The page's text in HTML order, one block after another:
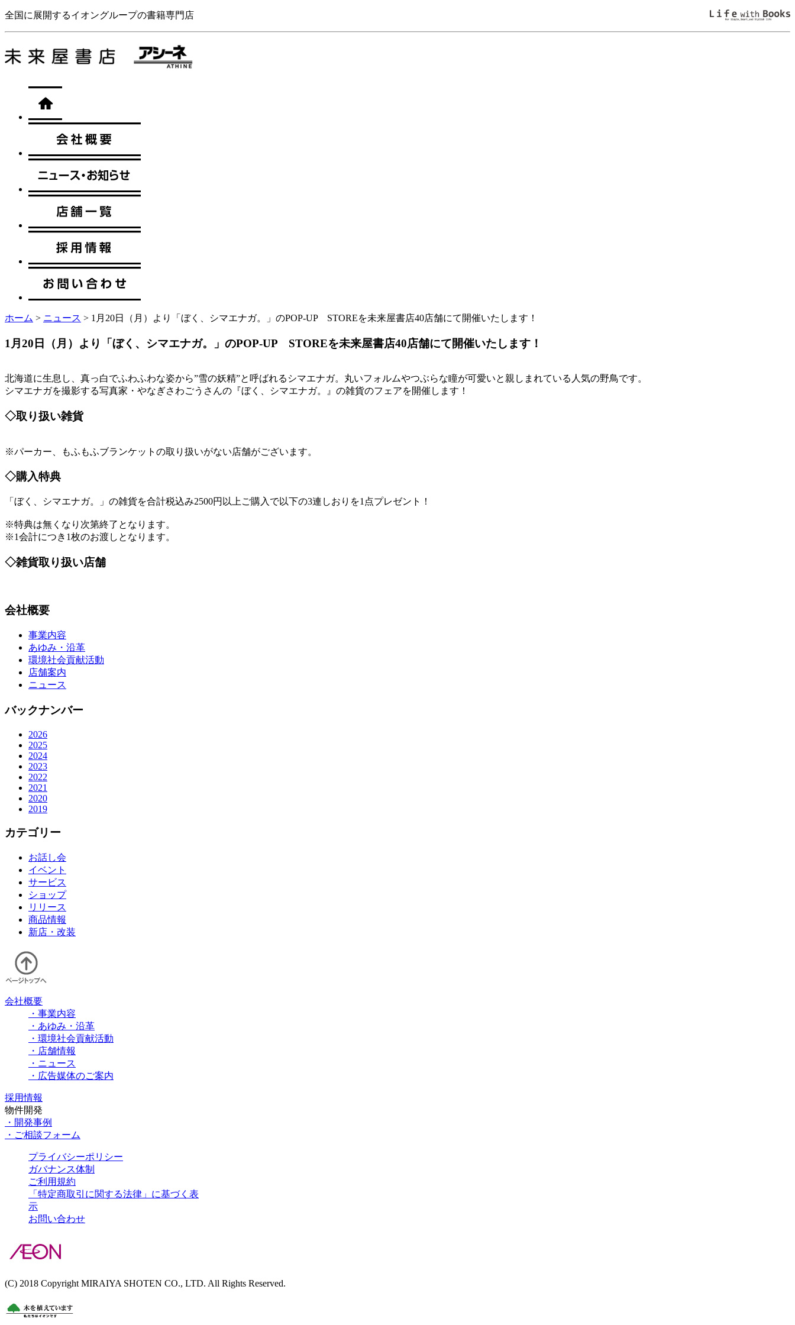
全国に展開するイオングループの書籍専門店
ホーム > ニュース > 1月20日（月）より「ぼく、シマエナガ。」のPOP-UP STOREを未来屋書店40店舗にて開催いたします！
1月20日（月）より「ぼく、シマエナガ。」のPOP-UP STOREを未来屋書店40店舗にて開催いたします！
北海道に生息し、真っ白でふわふわな姿から”雪の妖精”と呼ばれるシマエナガ。丸いフォルムやつぶらな瞳が可愛いと親しまれている人気の野鳥です。
シマエナガを撮影する写真家・やなぎさわごうさんの『ぼく、シマエナガ。』の雑貨のフェアを開催します！
◇取り扱い雑貨
※パーカー、もふもふブランケットの取り扱いがない店舗がございます。
◇購入特典
「ぼく、シマエナガ。」の雑貨を合計税込み2500円以上ご購入で以下の3連しおりを1点プレゼント！
※特典は無くなり次第終了となります。
※1会計につき1枚のお渡しとなります。
◇雑貨取り扱い店舗
会社概要
事業内容
あゆみ・沿革
環境社会貢献活動
店舗案内
ニュース
バックナンバー
2026
2025
2024
2023
2022
2021
2020
2019
カテゴリー
お話し会
イベント
サービス
ショップ
リリース
商品情報
新店・改装
会社概要
・事業内容
・あゆみ・沿革
・環境社会貢献活動
・店舗情報
・ニュース
・広告媒体のご案内
採用情報
物件開発
・開発事例
・ご相談フォーム
プライバシーポリシー
ガバナンス体制
ご利用規約
「特定商取引に関する法律」に基づく表
示
お問い合わせ
(C) 2018 Copyright MIRAIYA SHOTEN CO., LTD. All Rights Reserved.